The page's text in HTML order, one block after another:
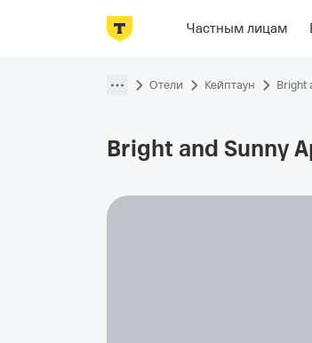
Частным лицам
Фотографии
Отели Кейптаун Bright
Bright and Sunny